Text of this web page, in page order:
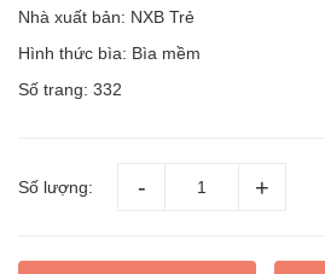
Nhà xuất bản: NXB Trẻ
Hình thức bìa: Bìa mềm
Số trang: 332
Số lượng: